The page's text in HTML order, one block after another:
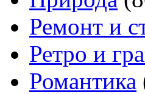
Ремонт и
Ретро и
Романтика